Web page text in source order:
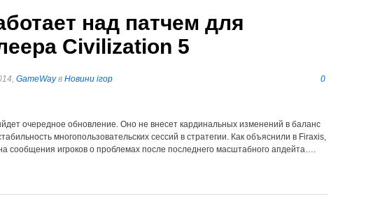
над патчем для
Civilization 5
GameWayв Новини ігор 0
очередное обновление. Оно не внесет кардинальных изменений в баланс
многопользовательских сессий в стратегии. Как объяснили в Firaxis,
сообщения игроков о проблемах после последнего масштабного апдейта….